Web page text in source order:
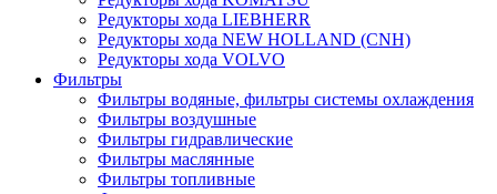
Редукторы хода LIEBHERR
Редукторы хода NEW HOLLAND (CNH)
Редукторы хода VOLVO
Фильтры
Фильтры водяные, фильтры системы охлаждения
Фильтры воздушные
Фильтры гидравлические
Фильтры маслянные
Фильтры топливные